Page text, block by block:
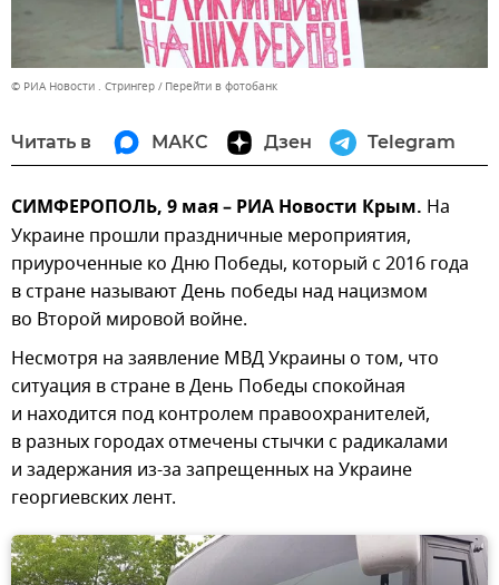
© РИА Новости . Стрингер Перейти в фотобанк
Читать в МАКС Дзен Telegram
СИМФЕРОПОЛЬ, 9 мая – РИА Новости Крым. На
Украине прошли праздничные мероприятия,
приуроченные ко Дню Победы, который с 2016 года
в стране называют День победы над нацизмом
во Второй мировой войне.
Несмотря на заявление МВД Украины о том, что
ситуация в стране в День Победы спокойная
и находится под контролем правоохранителей,
в разных городах отмечены стычки с радикалами
и задержания из-за запрещенных на Украине
георгиевских лент.